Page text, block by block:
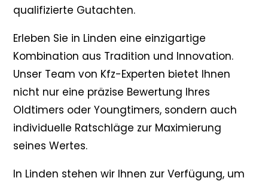
qualifizierte Gutachten.
Erleben Sie in Linden eine einzigartige
Kombination aus Tradition und Innovation.
Unser Team von Kfz-Experten bietet Ihnen
nicht nur eine präzise Bewertung Ihres
Oldtimers oder Youngtimers, sondern auch
individuelle Ratschläge zur Maximierung
seines Wertes.
In Linden stehen wir Ihnen zur Verfügung, um